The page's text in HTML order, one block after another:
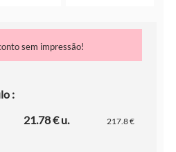
sem impressão!
:
21.78 € u. 217.8 €